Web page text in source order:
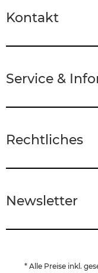
Kontakt
Service &
Rechtliches
Newsletter
* Alle Preise inkl.